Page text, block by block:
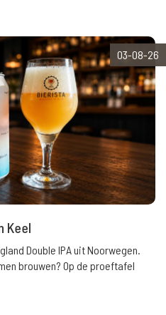
03-08-26
Keel
Double IPA uit Noorwegen.
brouwen? Op de proeftafel